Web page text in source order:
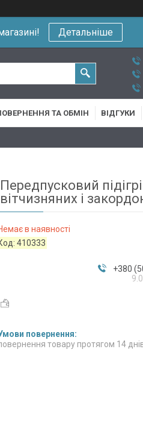
Детальніше
ТА ОБМІН ВІДГУКИ
Передпусковий
вітчизняних і
в наявності
410333
+380
товару протягом 14